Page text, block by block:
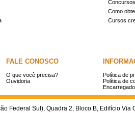
Concursos
Como
Cursos
FALE CONOSCO
O que você precisa?
Ouvidoria
Política de
Política de
Federal Sul), Quadra 2, Bloco B, Edifício